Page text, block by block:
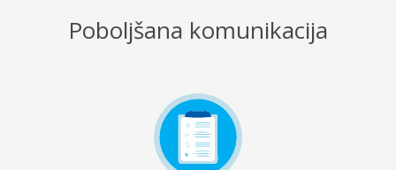
Poboljšana komunikacija